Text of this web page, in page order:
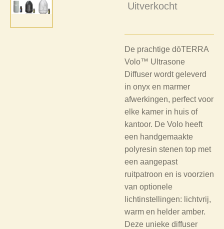
Uitverkocht
De prachtige dōTERRA
Volo™ Ultrasone
Diffuser wordt geleverd
in onyx en marmer
afwerkingen, perfect voor
elke kamer in huis of
kantoor. De Volo heeft
een handgemaakte
polyresin stenen top met
een aangepast
ruitpatroon en is voorzien
van optionele
lichtinstellingen: lichtvrij,
warm en helder amber.
Deze unieke diffuser